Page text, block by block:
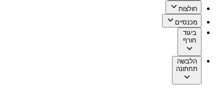
חולצות
מכנסיים
ביגוד
חורף
הלבשה
תחתונה